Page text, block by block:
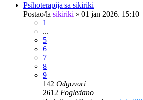
Psihoterapija sa sikiriki
Postao/la sikiriki » 01 jan 2026, 15:10
1
...
5
6
7
8
9
142 Odgovori
2612 Pogledano